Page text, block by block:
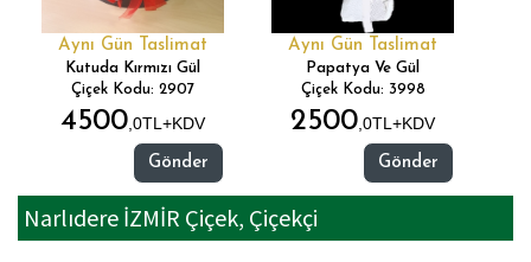
Aynı Gün Taslimat
Kutuda Kırmızı Gül
Çiçek Kodu: 2907
4500,0TL+KDV
Gönder
Aynı Gün Taslimat
Papatya Ve Gül
Çiçek Kodu: 3998
2500,0TL+KDV
Gönder
Narlıdere İZMİR Çiçek, Çiçekçi